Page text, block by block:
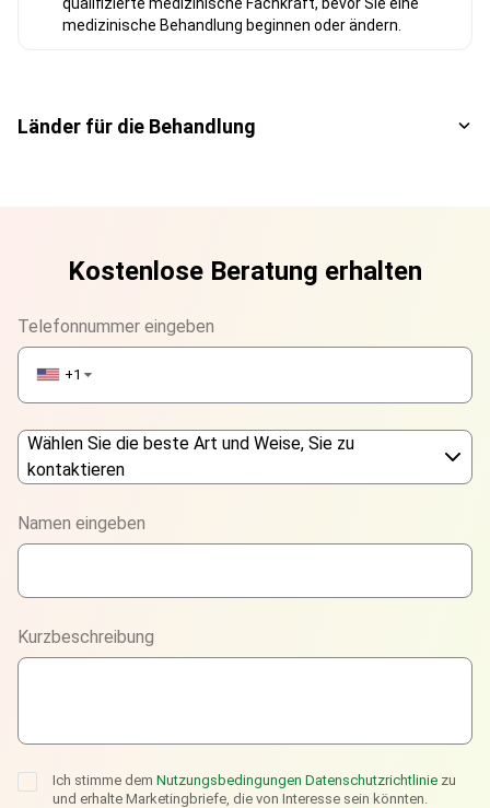
medizinische Behandlung beginnen oder ändern.
Länder für die Behandlung
Kostenlose Beratung erhalten
Telefonnummer eingeben
+1 ▼
Wählen Sie die beste Art und Weise, Sie zu
kontaktieren
WhatsApp
Viber
Telegram
Namen eingeben
Kurzbeschreibung
Ich stimme dem Nutzungsbedingungen Datenschutzrichtlinie zu
und erhalte Marketingbriefe, die von Interesse sein könnten.